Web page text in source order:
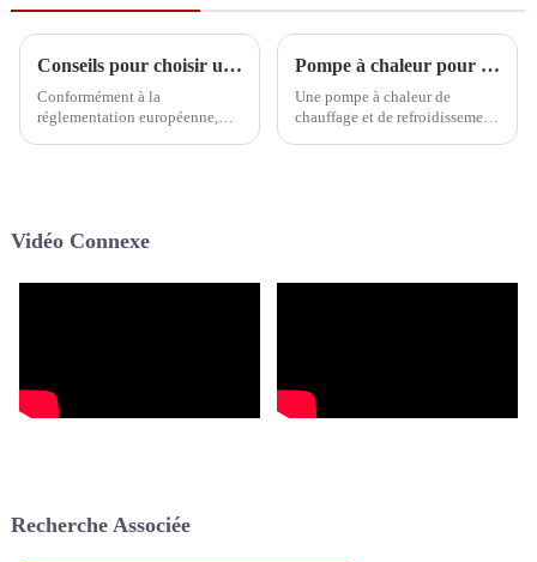
air et eau
Conseils pour choisir un fabricant fiable de pompes à chaleur au propane R290
Conformément à la
réglementation européenne,
piscines et les pompes à
doivent utiliser le réfrigérant
Pompe à chaleur pour chauffage/refroidissement de maison commerciale Solution de chauffage polyvalente pour applications commerciales
Une pompe à chaleur de
chauffage et de refroidissement
bâtiments...
Vidéo Connexe
Recherche Associée